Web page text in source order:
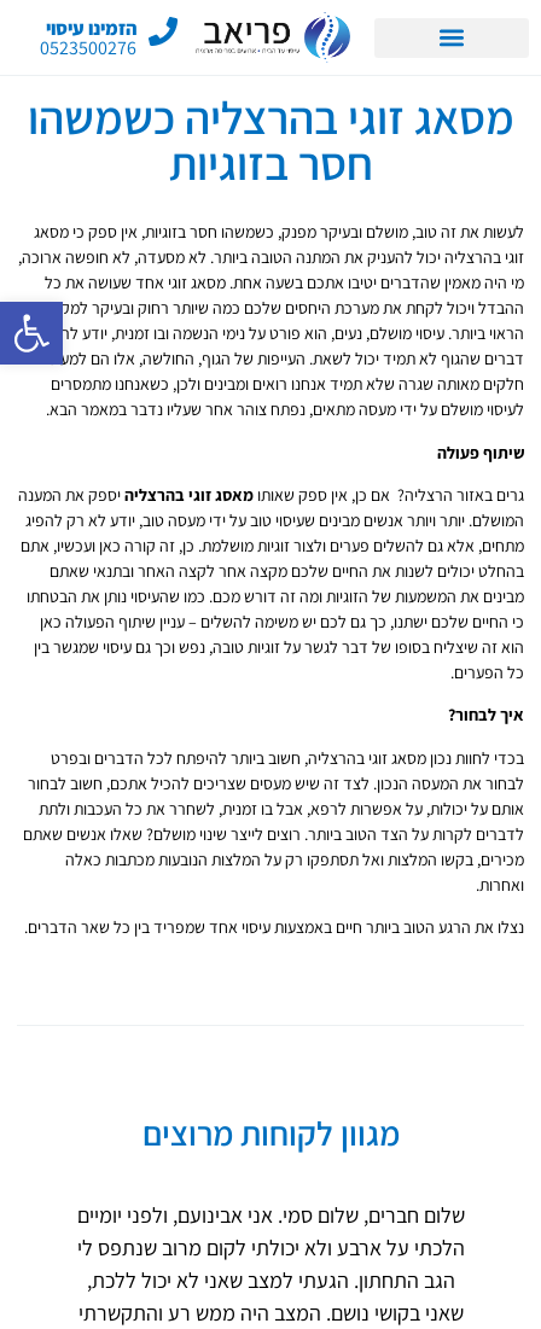
פתח
הזמינו עיסוי
0523500276
מסאג זוגי בהרצליה כשמשהו
חסר בזוגיות
לעשות את זה טוב, מושלם ובעיקר מפנק, כשמשהו חסר בזוגיות, אין ספק כי מסאג
זוגי בהרצליה יכול להעניק את המתנה הטובה ביותר. לא מסעדה, לא חופשה ארוכה,
מי היה מאמין שהדברים יטיבו אתכם בשעה אחת. מסאג זוגי אחד שעושה את כל
ההבדל ויכול לקחת את מערכת היחסים שלכם כמה שיותר רחוק ובעיקר למקום
הראוי ביותר. עיסוי מושלם, נעים, הוא פורט על נימי הנשמה ובו זמנית, יודע לרפא גם
דברים שהגוף לא תמיד יכול לשאת. העייפות של הגוף, החולשה, אלו הם למעשה
חלקים מאותה שגרה שלא תמיד אנחנו רואים ומבינים ולכן, כשאנחנו מתמסרים
לעיסוי מושלם על ידי מעסה מתאים, נפתח צוהר אחר שעליו נדבר במאמר הבא.
שיתוף פעולה
גרים באזור הרצליה? אם כן, אין ספק שאותו מאסג זוגי בהרצליהיספק את המענה
המושלם. יותר ויותר אנשים מבינים שעיסוי טוב על ידי מעסה טוב, יודע לא רק להפיג
מתחים, אלא גם להשלים פערים ולצור זוגיות מושלמת. כן, זה קורה כאן ועכשיו, אתם
בהחלט יכולים לשנות את החיים שלכם מקצה אחר לקצה האחר ובתנאי שאתם
מבינים את המשמעות של הזוגיות ומה זה דורש מכם. כמו שהעיסוי נותן את הבטחתו
כי החיים שלכם ישתנו, כך גם לכם יש משימה להשלים – עניין שיתוף הפעולה כאן
הוא זה שיצליח בסופו של דבר לגשר על זוגיות טובה, נפש וכך גם עיסוי שמגשר בין
כל הפערים.
איך לבחור?
בכדי לחוות נכון מסאג זוגי בהרצליה, חשוב ביותר להיפתח לכל הדברים ובפרט
לבחור את המעסה הנכון. לצד זה שיש מעסים שצריכים להכיל אתכם, חשוב לבחור
אותם על יכולות, על אפשרות לרפא, אבל בו זמנית, לשחרר את כל העכבות ולתת
לדברים לקרות על הצד הטוב ביותר. רוצים לייצר שינוי מושלם? שאלו אנשים שאתם
מכירים, בקשו המלצות ואל תסתפקו רק על המלצות הנובעות מכתבות כאלה
ואחרות.
נצלו את הרגע הטוב ביותר חיים באמצעות עיסוי אחד שמפריד בין כל שאר הדברים.
מגוון לקוחות מרוצים
שלום חברים, שלום סמי. אני אבינועם, ולפני יומיים
הלכתי על ארבע ולא יכולתי לקום מרוב שנתפס לי
הגב התחתון. הגעתי למצב שאני לא יכול ללכת,
שאני בקושי נושם. המצב היה ממש רע והתקשרתי